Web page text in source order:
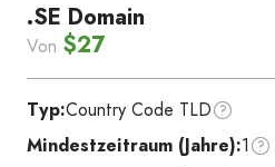
.SE Domain
Von $27
Typ:Country Code TLD
Mindestzeitraum (Jahre):1